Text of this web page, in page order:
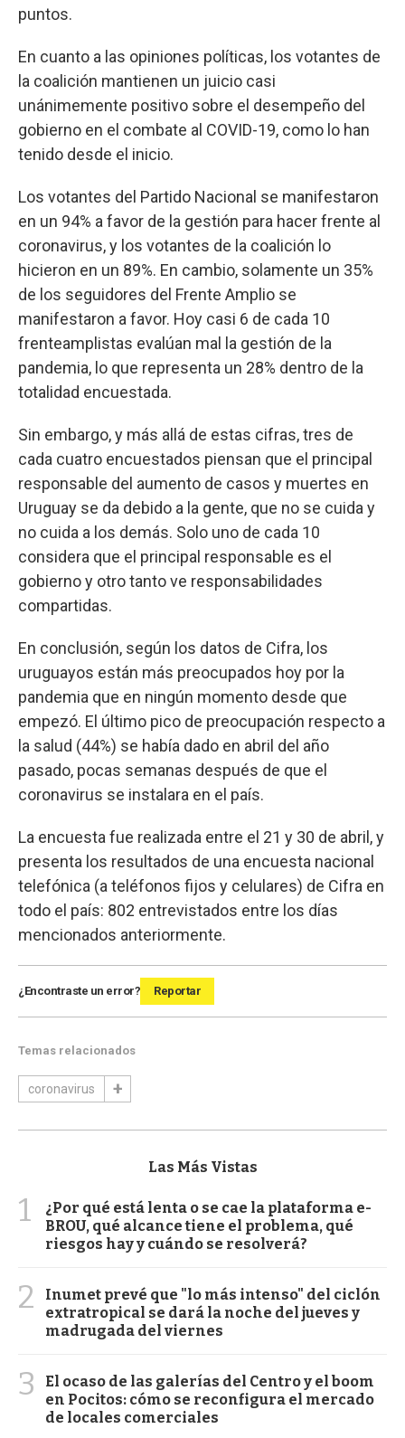
puntos.
En cuanto a las opiniones políticas, los votantes de
la coalición mantienen un juicio casi
unánimemente positivo sobre el desempeño del
gobierno en el combate al COVID-19, como lo han
tenido desde el inicio.
Los votantes del Partido Nacional se manifestaron
en un 94% a favor de la gestión para hacer frente al
coronavirus, y los votantes de la coalición lo
hicieron en un 89%. En cambio, solamente un 35%
de los seguidores del Frente Amplio se
manifestaron a favor. Hoy casi 6 de cada 10
frenteamplistas evalúan mal la gestión de la
pandemia, lo que representa un 28% dentro de la
totalidad encuestada.
Sin embargo, y más allá de estas cifras, tres de
cada cuatro encuestados piensan que el principal
responsable del aumento de casos y muertes en
Uruguay se da debido a la gente, que no se cuida y
no cuida a los demás. Solo uno de cada 10
considera que el principal responsable es el
gobierno y otro tanto ve responsabilidades
compartidas.
En conclusión, según los datos de Cifra, los
uruguayos están más preocupados hoy por la
pandemia que en ningún momento desde que
empezó. El último pico de preocupación respecto a
la salud (44%) se había dado en abril del año
pasado, pocas semanas después de que el
coronavirus se instalara en el país.
La encuesta fue realizada entre el 21 y 30 de abril, y
presenta los resultados de una encuesta nacional
telefónica (a teléfonos fijos y celulares) de Cifra en
todo el país: 802 entrevistados entre los días
mencionados anteriormente.
¿Encontraste un error? Reportar
Temas relacionados
coronavirus
Las Más Vistas
1
¿Por qué está lenta o se cae la plataforma e-
BROU, qué alcance tiene el problema, qué
riesgos hay y cuándo se resolverá?
2
Inumet prevé que "lo más intenso" del ciclón
extratropical se dará la noche del jueves y
madrugada del viernes
3
El ocaso de las galerías del Centro y el boom
en Pocitos: cómo se reconfigura el mercado
de locales comerciales